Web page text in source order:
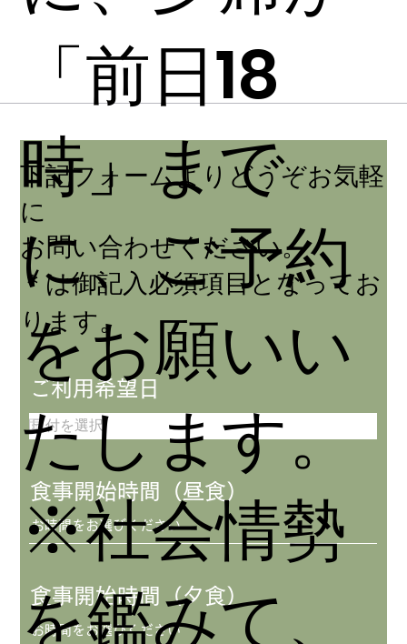
下記フォームよりどうぞお気軽
に
お問い合わせください。
＊は御記入必須項目となってお
ります。
ご利用希望日
r
e
q
u
i
r
e
d
食事開始時間（昼食）
食事開始時間（夕食）
「前日18
時」まで
に、ご予約
をお願いい
たします。
※社会情勢
を鑑みて、